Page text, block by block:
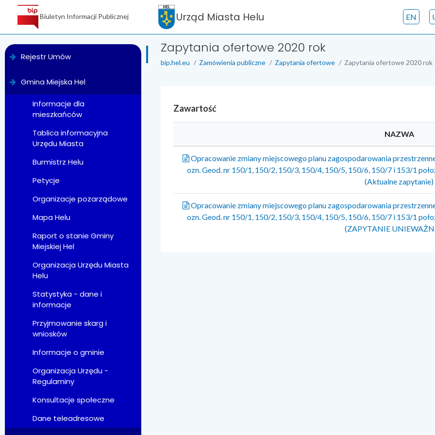
Biuletyn Informacji Publicznej
Rejestr Umów
Gmina Miejska Hel
Informacje dla
mieszkańców
Tablica informacyjna
Urzędu Miasta
Burmistrz Helu
Petycje
Organizacje pozarządowe
Mapa Helu
Raport o stanie Gminy
Miejskiej Hel
Organizacja Urzędu Miasta
Helu
Statystyka - dane i
informacje
Przyjmowanie skarg i
wniosków
Informacje o gminie
Organizacja Urzędu -
Regulaminy
Konsultacje społeczne
Dane teleadresowe
Urząd Miasta Helu EN
Zapytania ofertowe 2020 rok
bip.hel.eu Zamówienia publiczne Zapytania ofertowe Zapytania ofertowe 2020 rok
Zawartość
NAZWA
Opracowanie zmiany miejscowego planu zagospodarowania
ozn. Geod. nr 150/1, 150/2, 150/3, 150/4, 150/5, 150/6, 150/7 i 153/1
(Aktualne zapytanie)
Opracowanie zmiany miejscowego planu zagospodarowania
ozn. Geod. nr 150/1, 150/2, 150/3, 150/4, 150/5, 150/6, 150/7 i 153/1
(ZAPYTANIE